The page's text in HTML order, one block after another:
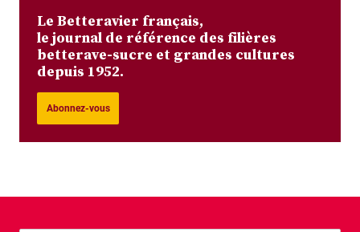
Le Betteravier français,
le journal de référence des filières
betterave-sucre et grandes cultures
depuis 1952.
Abonnez-vous